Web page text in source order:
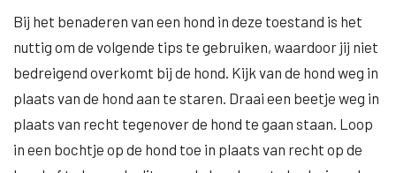
Bij het benaderen van een hond in deze toestand is het
nuttig om de volgende tips te gebruiken, waardoor jij niet
bedreigend overkomt bij de hond. Kijk van de hond weg in
plaats van de hond aan te staren. Draai een beetje weg in
plaats van recht tegenover de hond te gaan staan. Loop
in een bochtje op de hond toe in plaats van recht op de